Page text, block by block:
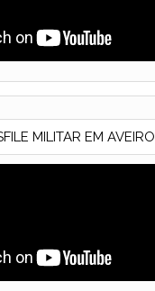
MILITAR EM AVEIRO